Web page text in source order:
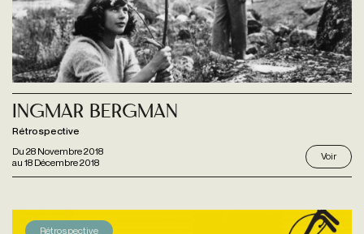
Du 28 Novembre 2018
au 18 Décembre 2018
Ingmar Bergman
Rétrospective
Voir
Rétrospective